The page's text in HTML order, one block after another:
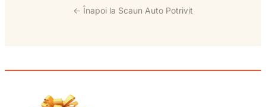
← Înapoi la Scaun Auto Potrivit